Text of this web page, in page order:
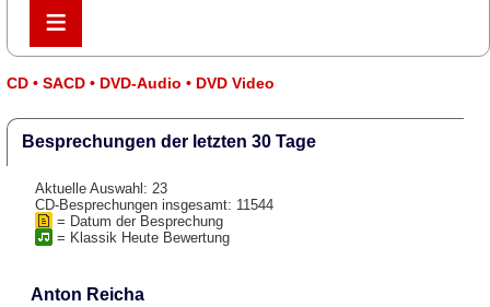
≡
≡
CD • SACD • DVD-Audio • DVD Video
Besprechungen der letzten 30 Tage
Aktuelle Auswahl: 23
CD-Besprechungen insgesamt: 11544
= Datum der Besprechung
= Klassik Heute Bewertung
Anton Reicha